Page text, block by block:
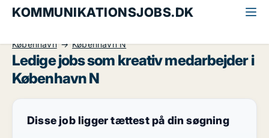
KOMMUNIKATIONSJOBS.DK
København
København N
Ledige jobs som kreativ medarbejder i
København N
Disse job ligger tættest på din søgning